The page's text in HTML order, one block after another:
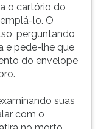
o cartório do
lo. O
perguntando
e pede-lhe que
do envelope
suas
com o